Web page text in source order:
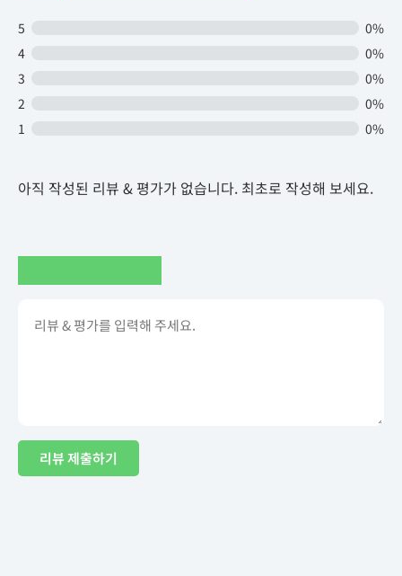
5
0%
4
0%
3
0%
2
0%
1
0%
아직 작성된 리뷰 & 평가가 없습니다. 최초로 작성해 보세요.
리뷰 제출하기